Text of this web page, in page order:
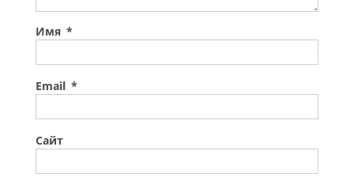
Имя *
Email *
Сайт